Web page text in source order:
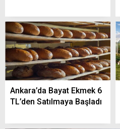
Ankara’da Bayat Ekmek 6
TL’den Satılmaya Başladı